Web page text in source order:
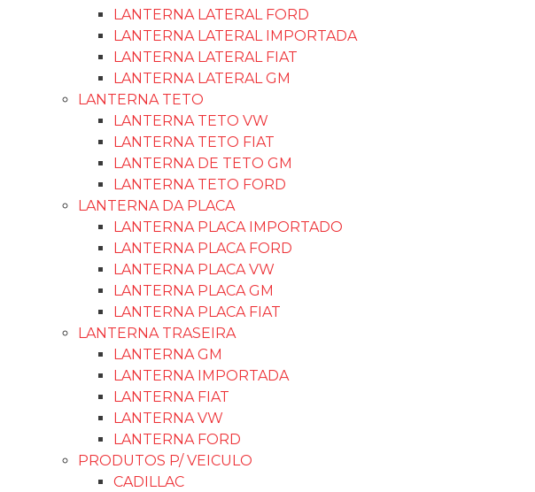
LANTERNA LATERAL FORD
LANTERNA LATERAL IMPORTADA
LANTERNA LATERAL FIAT
LANTERNA LATERAL GM
LANTERNA TETO
LANTERNA TETO VW
LANTERNA TETO FIAT
LANTERNA DE TETO GM
LANTERNA TETO FORD
LANTERNA DA PLACA
LANTERNA PLACA IMPORTADO
LANTERNA PLACA FORD
LANTERNA PLACA VW
LANTERNA PLACA GM
LANTERNA PLACA FIAT
LANTERNA TRASEIRA
LANTERNA GM
LANTERNA IMPORTADA
LANTERNA FIAT
LANTERNA VW
LANTERNA FORD
PRODUTOS P/ VEICULO
CADILLAC